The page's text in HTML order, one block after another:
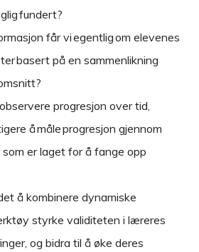
fundert?
får vi egentlig om elevenes
basert på en sammenlikning
progresjon over tid,
å måle progresjon gjennom
er laget for å fange opp
å kombinere dynamiske
styrke validiteten i læreres
og bidra til å øke deres